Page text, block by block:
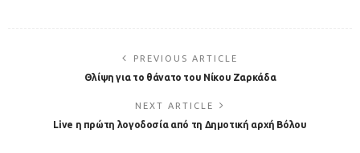
PREVIOUS ARTICLE
Θλίψη για το θάνατο του Νίκου Ζαρκάδα
NEXT ARTICLE
Live η πρώτη λογοδοσία από τη Δημοτική αρχή Βόλου